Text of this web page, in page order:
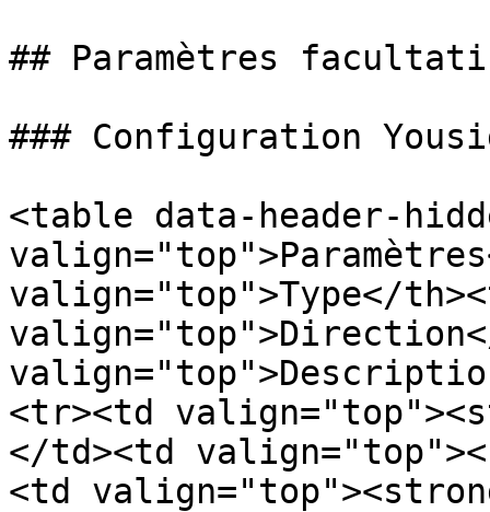
## Paramètres
### Configuration
<table data-header-
valign="top">Type</
<tr><td
</td><td
<td